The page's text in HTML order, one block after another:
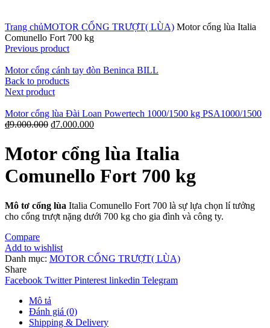
Trang chủMOTOR CỔNG TRƯỢT( LÙA) Motor cổng lùa Italia
Comunello Fort 700 kg
Previous product
Motor cổng cánh tay đòn Beninca BILL
Back to products
Next product
Motor cổng lùa Đài Loan Powertech 1000/1500 kg PSA1000/1500
₫9.000.000 ₫7.000.000
Motor cổng lùa Italia
Comunello Fort 700 kg
Mô tơ cổng lùa Italia Comunello Fort 700 là sự lựa chọn lí tưởng
cho cổng trượt nặng dưới 700 kg cho gia đình và công ty.
Compare
Add to wishlist
Danh mục: MOTOR CỔNG TRƯỢT( LÙA)
Share
Facebook Twitter Pinterest linkedin Telegram
Mô tả
Đánh giá (0)
Shipping & Delivery